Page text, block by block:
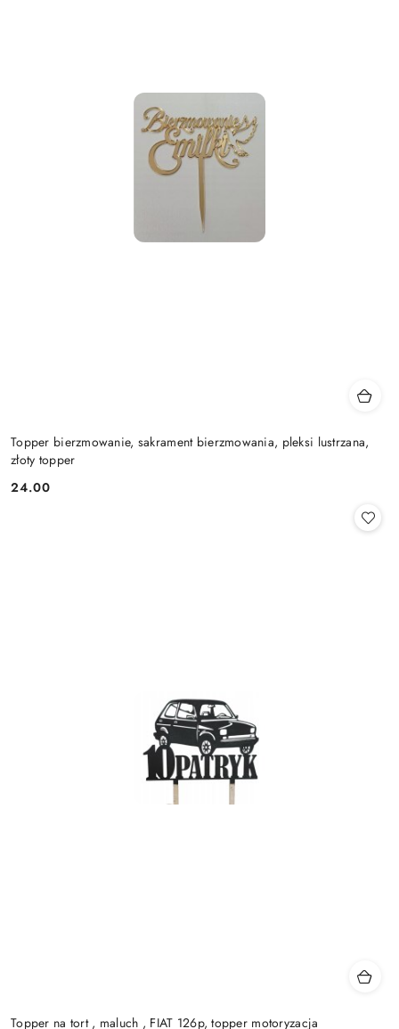
Topper bierzmowanie, sakrament bierzmowania, pleksi lustrzana,
złoty topper
Cena:
24.00
Topper na tort , maluch , FIAT 126p, topper motoryzacja